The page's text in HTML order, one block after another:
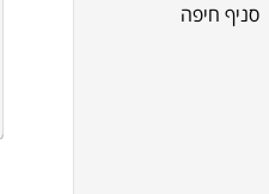
סניף חיפה